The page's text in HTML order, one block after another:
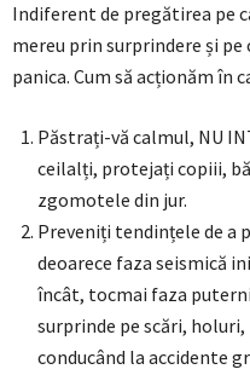
Indiferent de pregătirea pe
mereu prin surprindere și
panica. Cum să acționăm în
Păstrați-vă calmul, NU
ceilalți, protejați copiii,
zgomotele din jur.
Preveniți tendințele de a
deoarece faza seismică
încât, tocmai faza
surprinde pe scări,
conducând la accidente